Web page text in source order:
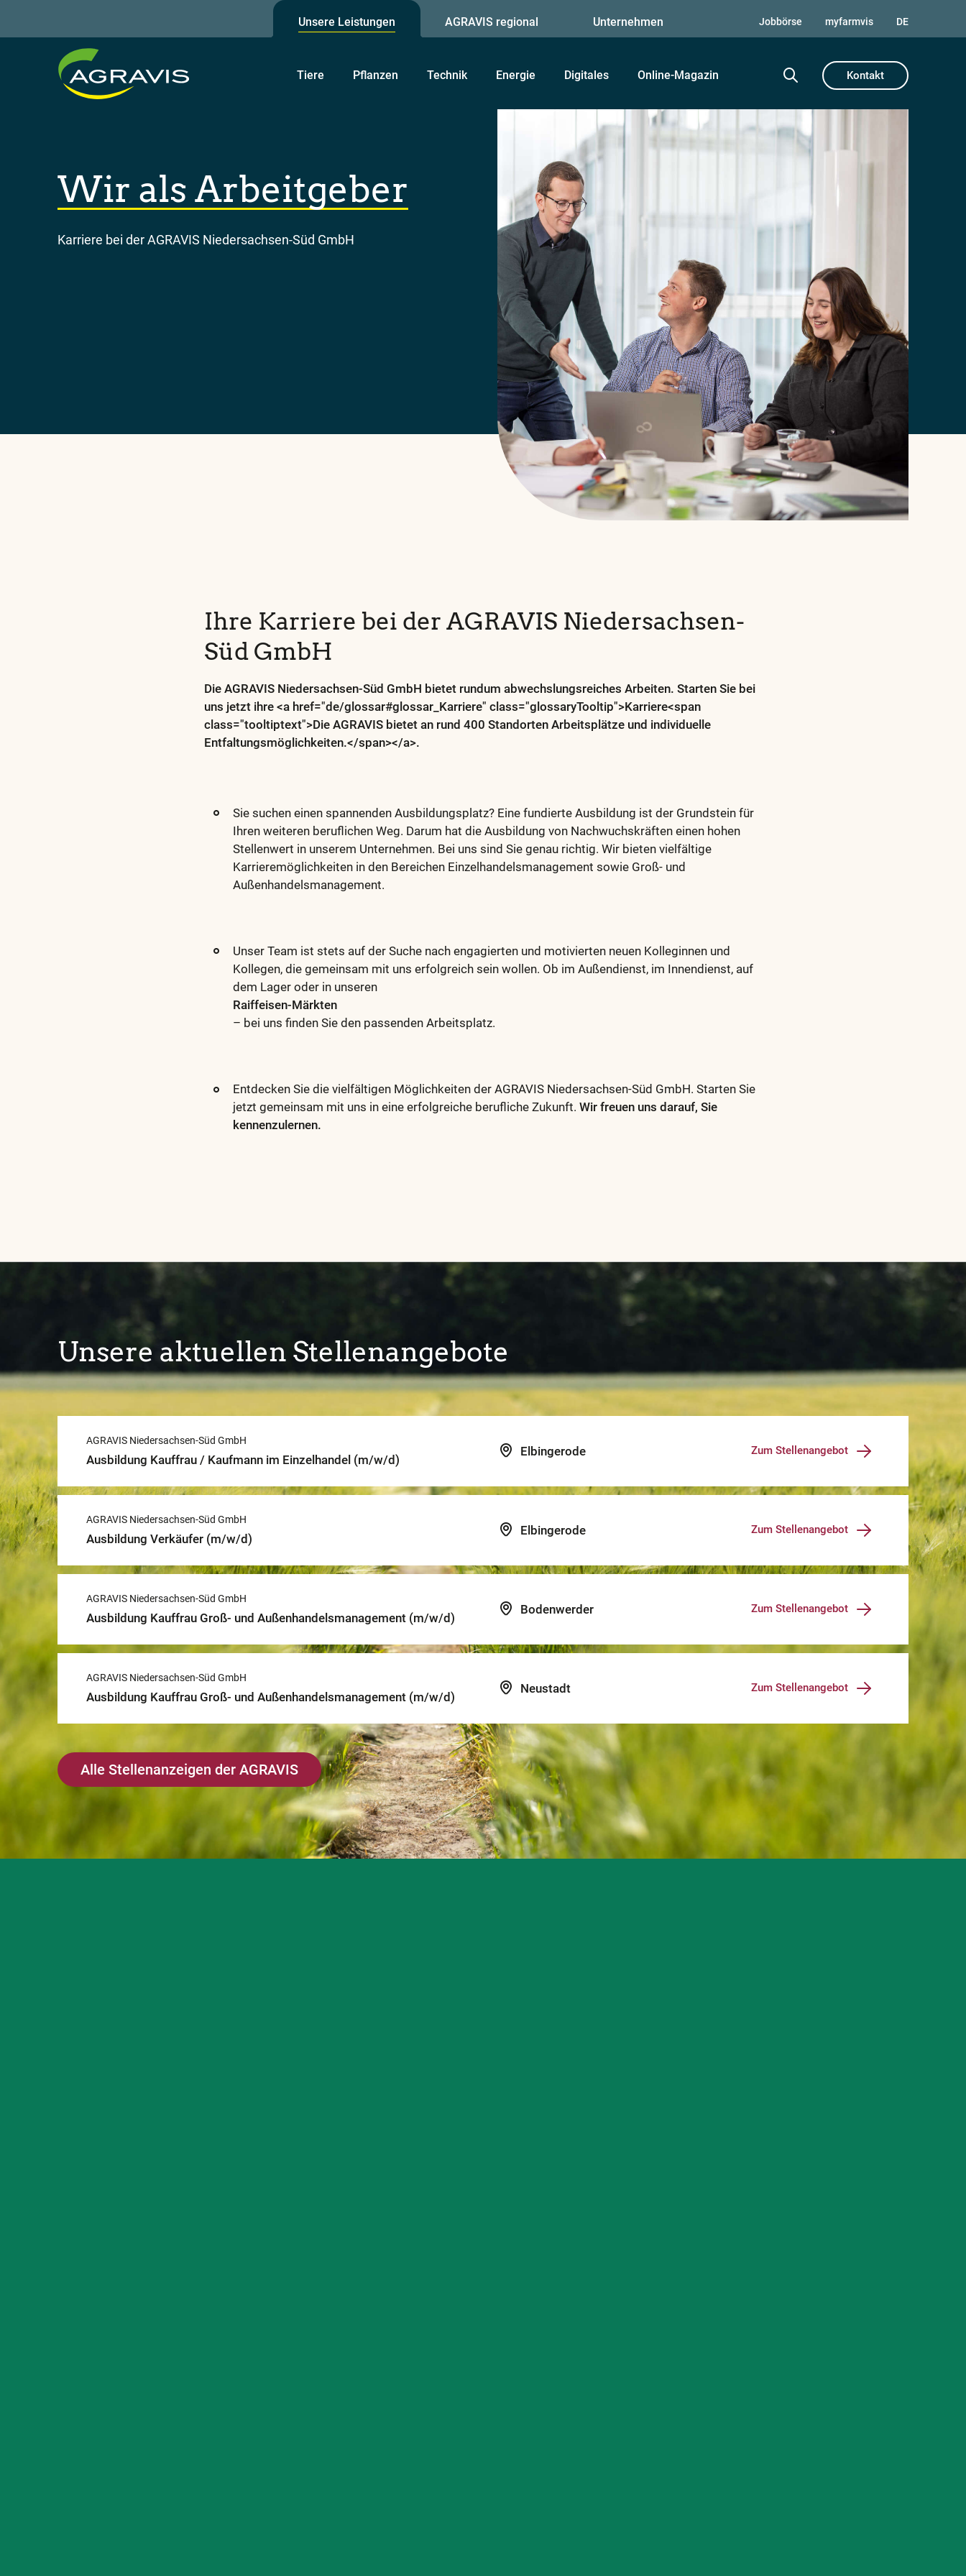
Unsere Leistungen AGRAVIS regional Unternehmen Jobbörse myfarmvis DE
Tiere Pflanzen Technik Energie Digitales Online-Magazin Kontakt
Wir als Arbeitgeber
Karriere bei der AGRAVIS Niedersachsen-Süd GmbH
Ihre Karriere bei der AGRAVIS Niedersachsen-
Süd GmbH
Die AGRAVIS Niedersachsen-Süd GmbH bietet rundum abwechslungsreiches Arbeiten. Starten Sie bei
uns jetzt ihre <a href="de/glossar#glossar_Karriere" class="glossaryTooltip">Karriere<span
class="tooltiptext">Die AGRAVIS bietet an rund 400 Standorten Arbeitsplätze und individuelle
Entfaltungsmöglichkeiten.</span></a>.
Sie suchen einen spannenden Ausbildungsplatz? Eine fundierte Ausbildung ist der Grundstein für
Ihren weiteren beruflichen Weg. Darum hat die Ausbildung von Nachwuchskräften einen hohen
Stellenwert in unserem Unternehmen. Bei uns sind Sie genau richtig. Wir bieten vielfältige
Karrieremöglichkeiten in den Bereichen Einzelhandelsmanagement sowie Groß- und
Außenhandelsmanagement.
Unser Team ist stets auf der Suche nach engagierten und motivierten neuen Kolleginnen und
Kollegen, die gemeinsam mit uns erfolgreich sein wollen. Ob im Außendienst, im Innendienst, auf
dem Lager oder in unseren
Raiffeisen-Märkten
– bei uns finden Sie den passenden Arbeitsplatz.
Entdecken Sie die vielfältigen Möglichkeiten der AGRAVIS Niedersachsen-Süd GmbH. Starten Sie
jetzt gemeinsam mit uns in eine erfolgreiche berufliche Zukunft. Wir freuen uns darauf, Sie
kennenzulernen.
Begriffe
finden
unserem
Glossar
Unsere aktuellen Stellenangebote
AGRAVIS Niedersachsen-Süd GmbH
Ausbildung Kauffrau / Kaufmann im Einzelhandel (m/w/d)
Elbingerode Zum Stellenangebot
AGRAVIS Niedersachsen-Süd GmbH
Ausbildung Verkäufer (m/w/d)
Elbingerode Zum Stellenangebot
AGRAVIS Niedersachsen-Süd GmbH
Ausbildung Kauffrau Groß- und Außenhandelsmanagement (m/w/d)
Bodenwerder Zum Stellenangebot
AGRAVIS Niedersachsen-Süd GmbH
Ausbildung Kauffrau Groß- und Außenhandelsmanagement (m/w/d)
Neustadt Zum Stellenangebot
Alle Stellenanzeigen der AGRAVIS